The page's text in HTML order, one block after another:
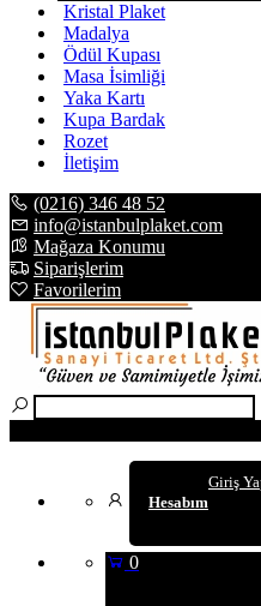
Kristal Plaket
Madalya
Ödül Kupası
Masa İsimliği
Yaka Kartı
Kupa Bardak
Rozet
İletişim
(0216) 346 48 52
info@istanbulplaket.com
Mağaza Konumu
Siparişlerim
Favorilerim
Hesabım
Giriş
0